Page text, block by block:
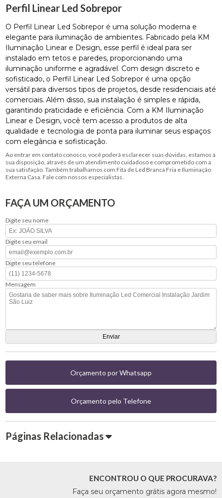
Perfil Linear Led Sobrepor
O Perfil Linear Led Sobrepor é uma solução moderna e
elegante para iluminação de ambientes. Fabricado pela KM
Iluminação Linear e Design, esse perfil é ideal para ser
instalado em tetos e paredes, proporcionando uma
iluminação uniforme e agradável. Com design discreto e
sofisticado, o Perfil Linear Led Sobrepor é uma opção
versátil para diversos tipos de projetos, desde residenciais até
comerciais. Além disso, sua instalação é simples e rápida,
garantindo praticidade e eficiência. Com a KM Iluminação
Linear e Design, você tem acesso a produtos de alta
qualidade e tecnologia de ponta para iluminar seus espaços
com elegância e sofisticação.
Ao entrar em contato conosco, você poderá esclarecer suas dúvidas, estamos à
sua disposição, através de um atendimento cuidadoso e comprometido com a
sua satisfação. Também trabalhamos com Fita de Led Branca Fria e Iluminação
Externa Casa. Fale com nossos especialistas.
FAÇA UM ORÇAMENTO
Digite seu nome
Digite seu email
Digite seu telefone
Mensagem
Orçamento por Whatsapp
Orçamento pelo Telefone
Páginas Relacionadas
ENCONTROU O QUE PROCURAVA?
Faça seu orçamento grátis agora mesmo!